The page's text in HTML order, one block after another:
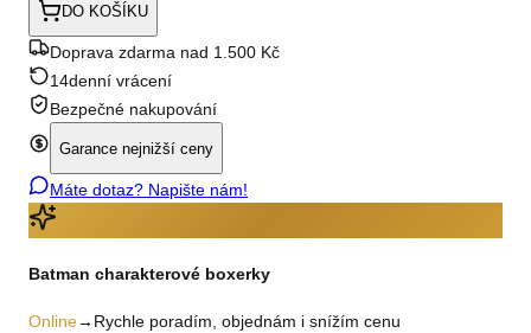
DO KOŠÍKU
Doprava zdarma nad 1.500 Kč
14denní vrácení
Bezpečné nakupování
Garance nejnižší ceny
Máte dotaz? Napište nám!
Batman charakterové boxerky
Online→ Rychle poradím, objednám i snížím cenu